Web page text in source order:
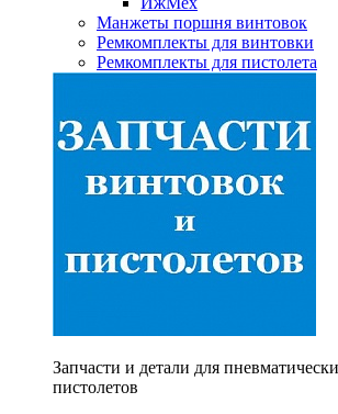
Манжеты поршня винтовок
Ремкомплекты для винтовки
Ремкомплекты для пистолета
Запчасти и детали для
пистолетов